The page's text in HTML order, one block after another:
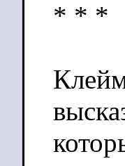
* * *